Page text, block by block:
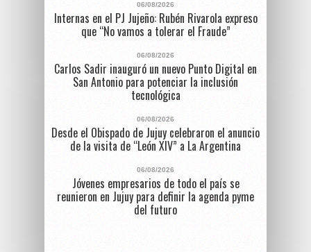
06/08/2026
Internas en el PJ Jujeño: Rubén Rivarola expreso
que “No vamos a tolerar el Fraude”
06/08/2026
Carlos Sadir inauguró un nuevo Punto Digital en
San Antonio para potenciar la inclusión
tecnológica
06/08/2026
Desde el Obispado de Jujuy celebraron el anuncio
de la visita de “León XIV” a La Argentina
06/08/2026
Jóvenes empresarios de todo el país se
reunieron en Jujuy para definir la agenda pyme
del futuro